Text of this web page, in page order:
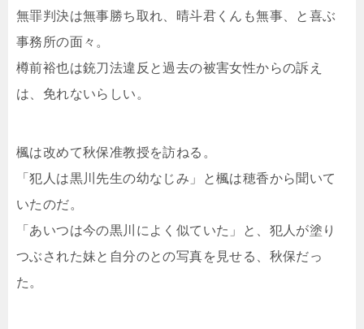
無罪判決は無事勝ち取れ、晴斗君くんも無事、と喜ぶ
事務所の面々。
樽前裕也は銃刀法違反と過去の被害女性からの訴え
は、免れないらしい。
楓は改めて秋保准教授を訪ねる。
「犯人は黒川先生の幼なじみ」と楓は穂香から聞いて
いたのだ。
「あいつは今の黒川によく似ていた」と、犯人が塗り
つぶされた妹と自分のとの写真を見せる、秋保だっ
た。